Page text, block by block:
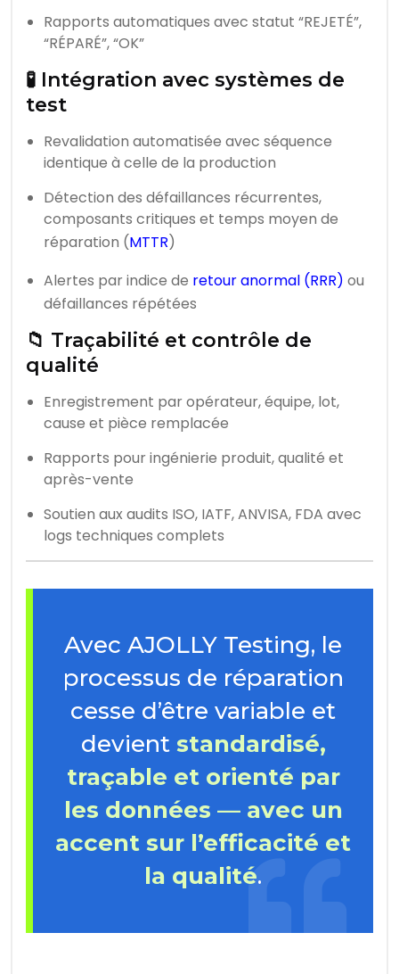
Rapports automatiques avec statut “REJETÉ”,
“RÉPARÉ”, “OK”
🧪 Intégration avec systèmes de
test
Revalidation automatisée avec séquence
identique à celle de la production
Détection des défaillances récurrentes,
composants critiques et temps moyen de
réparation (MTTR)
Alertes par indice de retour anormal (RRR) ou
défaillances répétées
📁 Traçabilité et contrôle de
qualité
Enregistrement par opérateur, équipe, lot,
cause et pièce remplacée
Rapports pour ingénierie produit, qualité et
après-vente
Soutien aux audits ISO, IATF, ANVISA, FDA avec
logs techniques complets
Avec AJOLLY Testing, le
processus de réparation
cesse d’être variable et
devient standardisé,
traçable et orienté par
les données — avec un
accent sur l’efficacité et
la qualité.